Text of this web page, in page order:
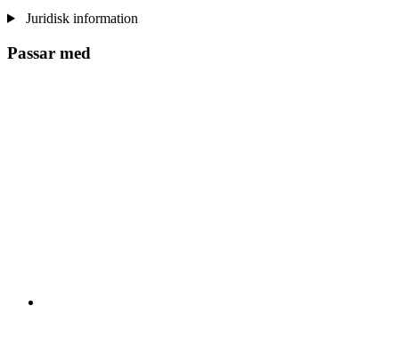
Juridisk information
Passar med